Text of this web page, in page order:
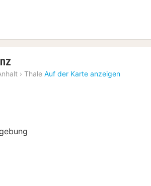
Nächte
› Thale Auf der Karte anzeigen